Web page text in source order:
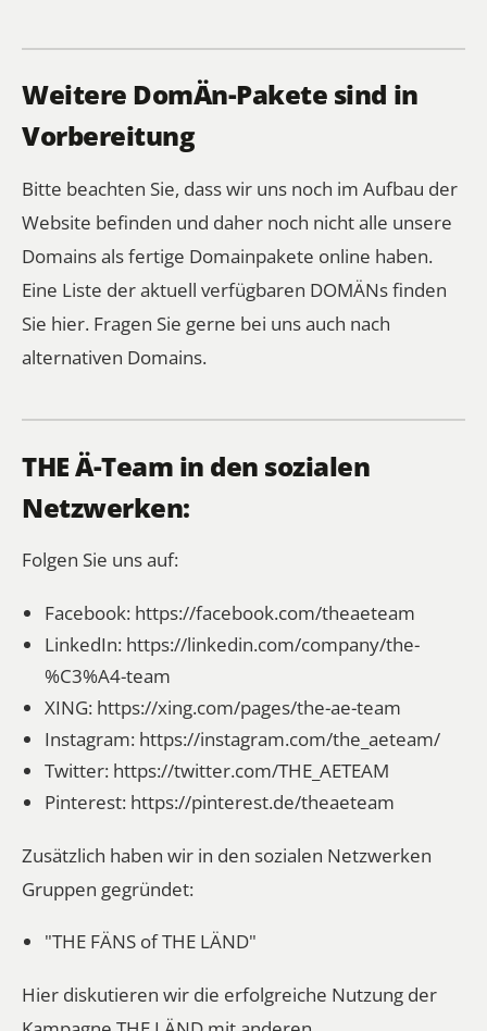
Weitere DomÄn-Pakete sind in
Vorbereitung
Bitte beachten Sie, dass wir uns noch im Aufbau der
Website befinden und daher noch nicht alle unsere
Domains als fertige Domainpakete online haben.
Eine Liste der aktuell verfügbaren DOMÄNs finden
Sie hier. Fragen Sie gerne bei uns auch nach
alternativen Domains.
THE Ä-Team in den sozialen
Netzwerken:
Folgen Sie uns auf:
Facebook: https://facebook.com/theaeteam
LinkedIn: https://linkedin.com/company/the-
%C3%A4-team
XING: https://xing.com/pages/the-ae-team
Instagram: https://instagram.com/the_aeteam/
Twitter: https://twitter.com/THE_AETEAM
Pinterest: https://pinterest.de/theaeteam
Zusätzlich haben wir in den sozialen Netzwerken
Gruppen gegründet:
"THE FÄNS of THE LÄND"
Hier diskutieren wir die erfolgreiche Nutzung der